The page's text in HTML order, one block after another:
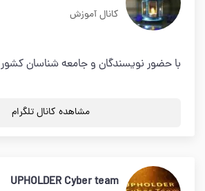
کانال آموزش
با حضور نویسندگان و جامعه شناسان کشور
مشاهده کانال تلگرام
UPHOLDER Cyber team